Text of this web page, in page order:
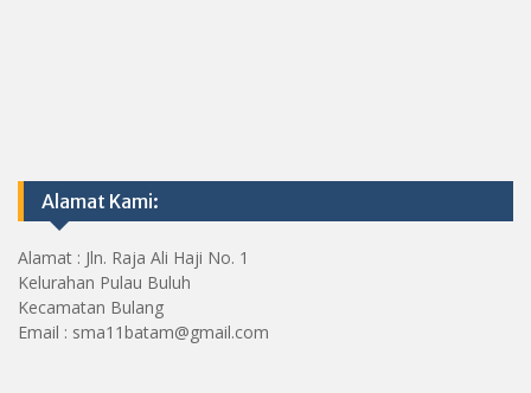
Alamat Kami:
Alamat : Jln. Raja Ali Haji No. 1
Kelurahan Pulau Buluh
Kecamatan Bulang
Email : sma11batam@gmail.com